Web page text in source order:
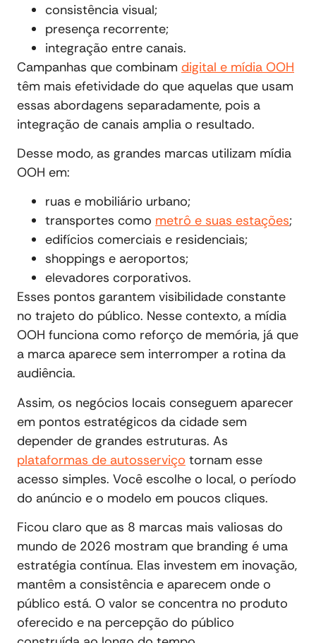
consistência visual;
presença recorrente;
integração entre canais.
Campanhas que combinam digital e mídia OOH
têm mais efetividade do que aquelas que usam
essas abordagens separadamente, pois a
integração de canais amplia o resultado.
Desse modo, as grandes marcas utilizam mídia
OOH em:
ruas e mobiliário urbano;
transportes como metrô e suas estações;
edifícios comerciais e residenciais;
shoppings e aeroportos;
elevadores corporativos.
Esses pontos garantem visibilidade constante
no trajeto do público. Nesse contexto, a mídia
OOH funciona como reforço de memória, já que
a marca aparece sem interromper a rotina da
audiência.
Assim, os negócios locais conseguem aparecer
em pontos estratégicos da cidade sem
depender de grandes estruturas. As
plataformas de autosserviço tornam esse
acesso simples. Você escolhe o local, o período
do anúncio e o modelo em poucos cliques.
Ficou claro que as 8 marcas mais valiosas do
mundo de 2026 mostram que branding é uma
estratégia contínua. Elas investem em inovação,
mantêm a consistência e aparecem onde o
público está. O valor se concentra no produto
oferecido e na percepção do público